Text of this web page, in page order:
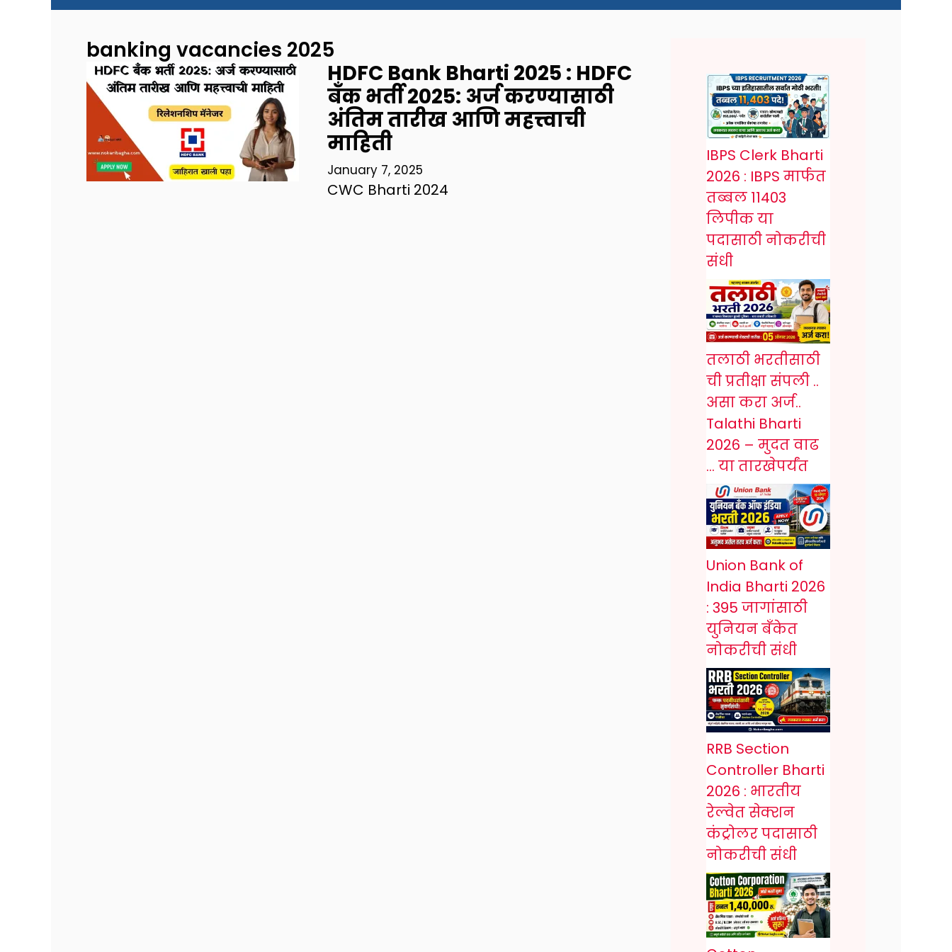
banking vacancies 2025
HDFC Bank Bharti 2025 : HDFC
बँक भर्ती 2025: अर्ज करण्यासाठी
अंतिम तारीख आणि महत्त्वाची
माहिती
January 7, 2025
CWC Bharti 2024
IBPS Clerk Bharti
2026 : IBPS मार्फत
तब्बल 11403
लिपीक या
पदासाठी नोकरीची
संधी
तलाठी भरतीसाठी
ची प्रतीक्षा संपली ..
असा करा अर्ज..
Talathi Bharti
2026 – मुदत वाढ
… या तारखेपर्यंत
Union Bank of
India Bharti 2026
: 395 जागांसाठी
युनियन बँकेत
नोकरीची संधी
RRB Section
Controller Bharti
2026 : भारतीय
रेल्वेत सेक्शन
कंट्रोलर पदासाठी
नोकरीची संधी